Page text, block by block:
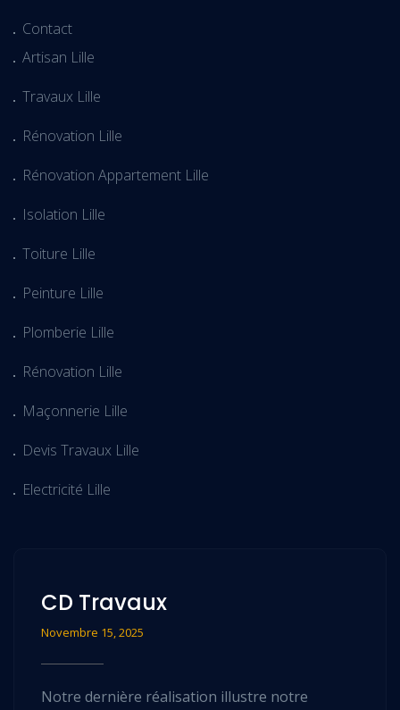
Contact
Artisan Lille
Travaux Lille
Rénovation Lille
Rénovation Appartement Lille
Isolation Lille
Toiture Lille
Peinture Lille
Plomberie Lille
Rénovation Lille
Maçonnerie Lille
Devis Travaux Lille
Electricité Lille
CD Travaux
Novembre 15, 2025
Notre dernière réalisation illustre notre